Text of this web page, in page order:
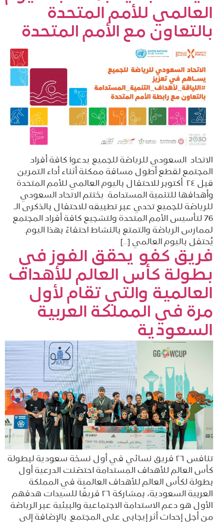
العالمي للأمم المتحدة
بالتعاون مع الأمم المتحدة
الاتحاد السعودي للرياضة للجميع يدعوا كافة أفراد
المجتمع لقطع أطول مسافة ممكنة أثناء أداء التمرين
قبل ٢٤ أكتوبر للاحتفال باليوم العالمي للأمم المتحدة
وأهدافها للتنمية المستدامة. يختتم الاتحاد السعودي
للرياضة للجميع تحدي عبر تطبيقه للاحتفال بالذكرى الـ
76 لتأسيس الأمم المتحدة ولتشجيع كافة أفراد المجتمع
لممارس الرياضة والتمتع بالنشاط احتفاءً بهذا اليوم.
يُحتفل باليوم العالمي […]
فريق كفو يحقق الفوز في
بطولة كأس العالم للأهداف
العالمية والتي تقام لأول
مرة في المملكة العربية
السعودية
تنافس ٢٦ فريق نسائي في أول نسخة سعودية لبطولة
كأس العالم للأهداف المستدامة احتضنت الدرعية أول
بطولة لكأس العالم للأهداف العالمية في المملكة
العربية السعودية، بمشاركة ٢٦ فريقًا للسيدات هدفهم
الأول هو دعم الاستدامة الاجتماعية والبيئية عبر الرياضة
من أجل إحداث أثر إيجابي على المجتمع. بالإضافة إلى